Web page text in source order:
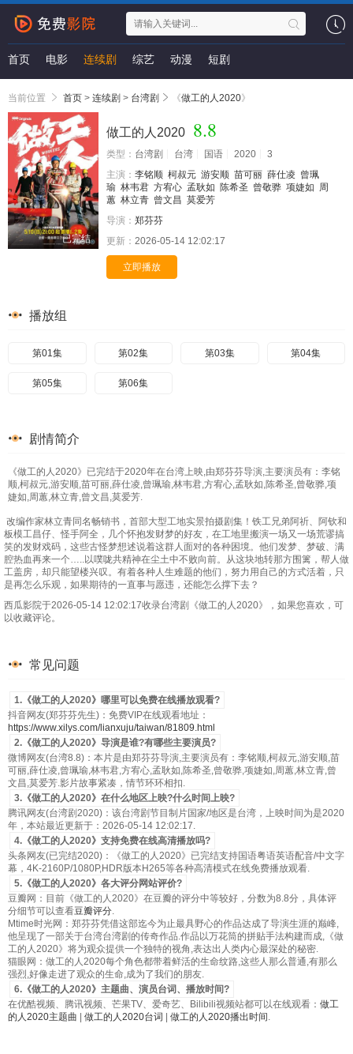
首页 电影 连续剧 综艺 动漫 短剧
当前位置 首页 > 连续剧 > 台湾剧 《做工的人2020》
已完结
做工的人2020 8.8
类型： 台湾剧 台湾 国语 2020
3
主演： 李铭顺 柯叔元 游安顺 苗可丽 薛仕凌 曾珮
瑜 林韦君 方宥心 孟耿如 陈希圣 曾敬骅 项婕如 周
蕙 林立青 曾文昌 莫爱芳
导演： 郑芬芬
更新： 2026-05-14 12:02:17
立即播放
播放组
第01集 第02集 第03集 第04集
第05集 第06集
剧情简介
《做工的人2020》已完结于2020年在台湾上映,由郑芬芬导演,主要演员有：李铭
顺,柯叔元,游安顺,苗可丽,薛仕凌,曾珮瑜,林韦君,方宥心,孟耿如,陈希圣,曾敬骅,项
婕如,周蕙,林立青,曾文昌,莫爱芳.
改编作家林立青同名畅销书，首部大型工地实景拍摄剧集！铁工兄弟阿祈、阿钦和
板模工昌仔、怪手阿全，几个怀抱发财梦的好友，在工地里搬演一场又一场荒谬搞
笑的发财戏码，这些古怪梦想述说着这群人面对的各种困境。他们发梦、梦破、满
腔热血再来一个…..以噗咙共精神在尘土中不败向前。从这块地转那方围篱，帮人做
工盖房，却只能望楼兴叹。有着各种人生难题的他们，努力用自己的方式活着，只
是再怎么乐观，如果期待的一直事与愿违，还能怎么撑下去？
西瓜影院于2026-05-14 12:02:17收录台湾剧《做工的人2020》，如果您喜欢，可
以收藏评论。
常见问题
1.《做工的人2020》哪里可以免费在线播放观看?
抖音网友(郑芬芬先生)：免费VIP在线观看地址：
https://www.xilys.com/lianxuju/taiwan/81809.html
2.《做工的人2020》导演是谁?有哪些主要演员?
微博网友(台湾8.8)：本片是由郑芬芬导演,主要演员有：李铭顺,柯叔元,游安顺,苗
可丽,薛仕凌,曾珮瑜,林韦君,方宥心,孟耿如,陈希圣,曾敬骅,项婕如,周蕙,林立青,曾
文昌,莫爱芳.影片故事紧凑，情节环环相扣.
3.《做工的人2020》在什么地区上映?什么时间上映?
腾讯网友(台湾剧2020)：该台湾剧节目制片国家/地区是台湾，上映时间为是2020
年，本站最近更新于：2026-05-14 12:02:17.
4.《做工的人2020》支持免费在线高清播放吗?
头条网友(已完结2020)：《做工的人2020》已完结支持国语粤语英语配音/中文字
幕，4K-2160P/1080P,HDR版本H265等各种高清模式在线免费播放观看.
5.《做工的人2020》各大评分网站评价?
豆瓣网：目前《做工的人2020》在豆瓣的评分中等较好，分数为8.8分，具体评
分细节可以查看豆瓣评分.
Mtime时光网：郑芬芬凭借这部迄今为止最具野心的作品达成了导演生涯的巅峰,
他呈现了一部关于台湾台湾剧的传奇作品.作品以万花筒的拼贴手法构建而成,《做
工的人2020》将为观众提供一个独特的视角,表达出人类内心最深处的秘密.
猫眼网：做工的人2020每个角色都带着鲜活的生命纹路,这些人那么普通,有那么
强烈,好像走进了观众的生命,成为了我们的朋友.
6.《做工的人2020》主题曲、演员台词、播放时间?
在优酷视频、腾讯视频、芒果TV、爱奇艺、Bilibili视频站都可以在线观看： 做工
的人2020主题曲
做工的人2020台词 做工的人2020播出时间 .